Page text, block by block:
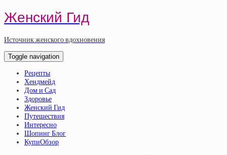
Женский Гид
Источник женского вдохновения
Toggle navigation
Рецепты
Хендмейд
Дом и Сад
Здоровье
Женский Гид
Путешествия
Интересно
Шопинг Блог
КупиОбзор